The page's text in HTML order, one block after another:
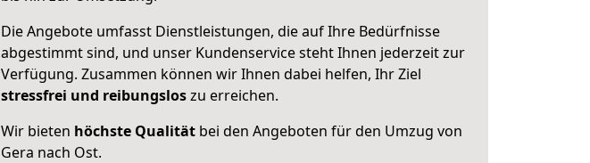
Die Angebote umfasst Dienstleistungen, die auf Ihre Bedürfnisse
abgestimmt sind, und unser Kundenservice steht Ihnen jederzeit zur
Verfügung. Zusammen können wir Ihnen dabei helfen, Ihr Ziel
stressfrei und reibungsloszu erreichen.
Wir bieten höchste Qualität bei den Angeboten für den Umzug von
Gera nach Ost.